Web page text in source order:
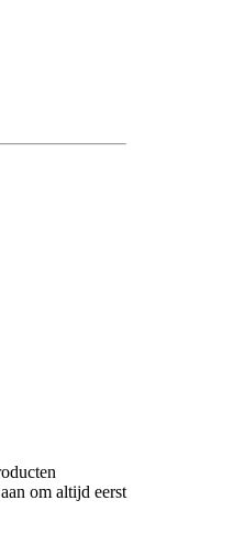
om altijd eerst